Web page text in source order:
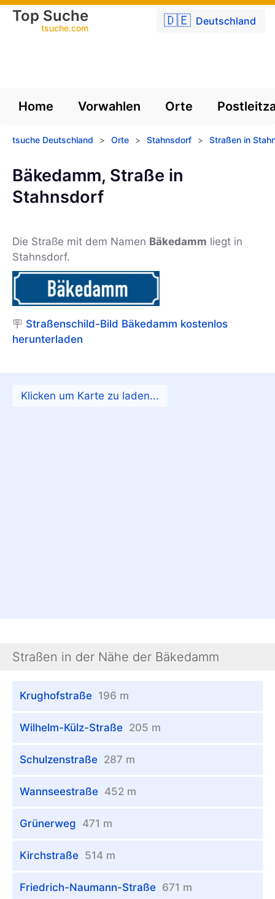
🇩🇪 Deutschland
Top Suche
tsuche.com
Home Vorwahlen Orte
tsuche Deutschland > Orte > Stahnsdorf > Straßen in
Bäkedamm, Straße in
Stahnsdorf
Die Straße mit dem Namen Bäkedamm liegt in
Stahnsdorf.
🪧 Straßenschild-Bild Bäkedamm kostenlos
herunterladen
Straßen in der Nähe der Bäkedamm
Krughofstraße 196 m
Wilhelm-Külz-Straße 205 m
Schulzenstraße 287 m
Wannseestraße 452 m
Grünerweg 471 m
Kirchstraße 514 m
Friedrich-Naumann-Straße 671 m